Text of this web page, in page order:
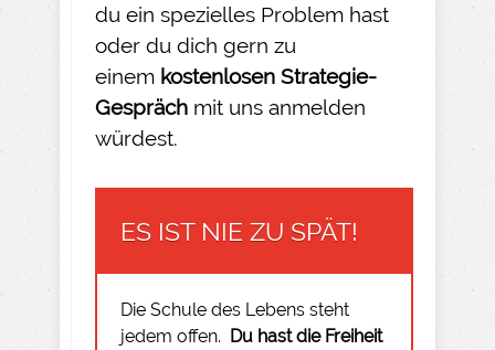
du ein spezielles Problem hast
oder du dich gern zu
einem kostenlosen Strategie-
Gespräch mit uns anmelden
würdest.
ES IST NIE ZU SPÄT!
Die Schule des Lebens steht
jedem offen. Du hast die Freiheit